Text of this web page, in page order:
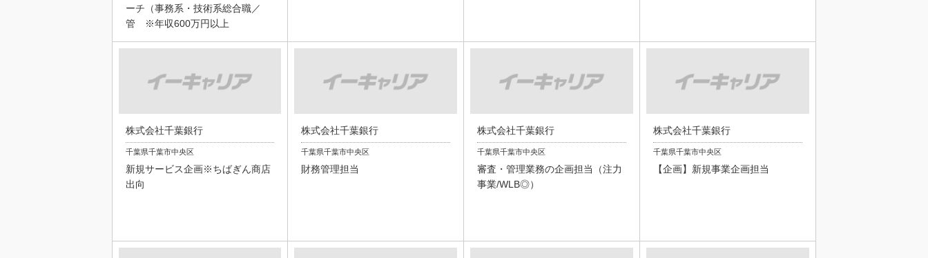
ーチ（事務系・技術系総合職／
管 ※年収600万円以上
株式会社千葉銀行
千葉県千葉市中央区
新規サービス企画※ちばぎん商店
出向
株式会社千葉銀行
千葉県千葉市中央区
財務管理担当
株式会社千葉銀行
千葉県千葉市中央区
審査・管理業務の企画担当（注力
事業/WLB◎）
株式会社千葉銀行
千葉県千葉市中央区
【企画】新規事業企画担当